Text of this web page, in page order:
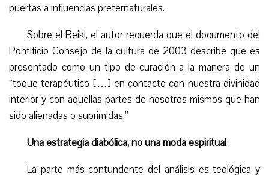
puertas a influencias preternaturales.
Sobre el Reiki, el autor recuerda que el documento del
Pontificio Consejo de la cultura de 2003 describe que es
presentado como un tipo de curación a la manera de un
“toque terapéutico […] en contacto con nuestra divinidad
interior y con aquellas partes de nosotros mismos que han
sido alienadas o suprimidas.”
Una estrategia diabólica, no una moda espiritual
La parte más contundente del análisis es teológica y